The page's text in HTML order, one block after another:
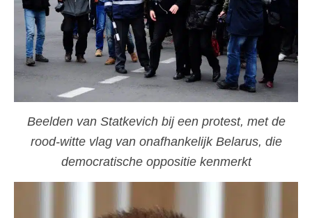
Beelden van Statkevich bij een protest, met de
rood-witte vlag van onafhankelijk Belarus, die
democratische oppositie kenmerkt